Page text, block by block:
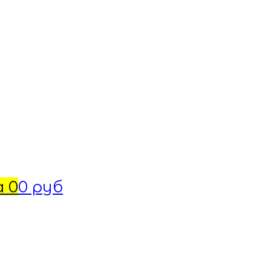
00 руб